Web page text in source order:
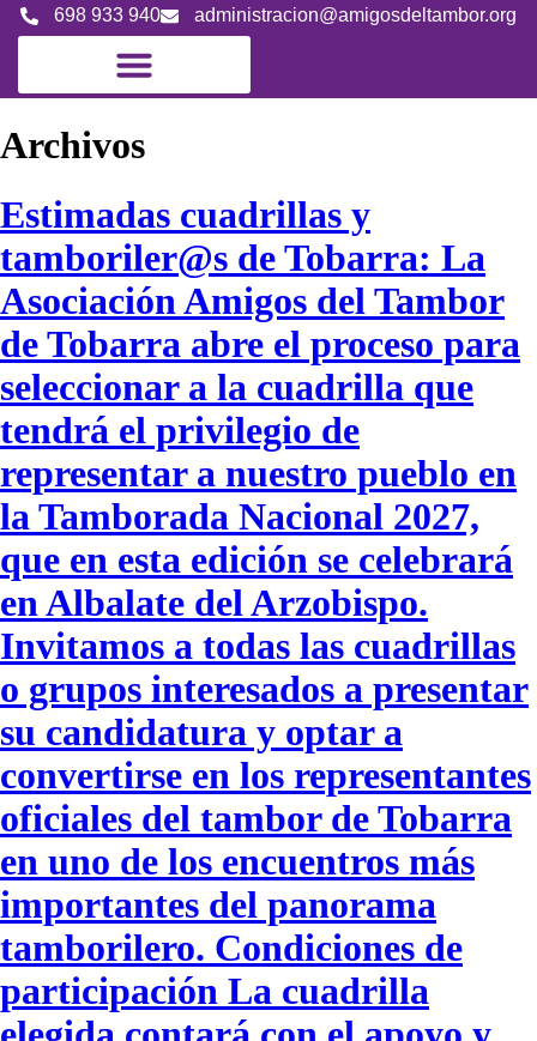
698 933 940 administracion@amigosdeltambor.org
Archivos
Estimadas cuadrillas y
tamboriler@s de Tobarra: La
Asociación Amigos del Tambor
de Tobarra abre el proceso para
seleccionar a la cuadrilla que
tendrá el privilegio de
representar a nuestro pueblo en
la Tamborada Nacional 2027,
que en esta edición se celebrará
en Albalate del Arzobispo.
Invitamos a todas las cuadrillas
o grupos interesados a presentar
su candidatura y optar a
convertirse en los representantes
oficiales del tambor de Tobarra
en uno de los encuentros más
importantes del panorama
tamborilero. Condiciones de
participación La cuadrilla